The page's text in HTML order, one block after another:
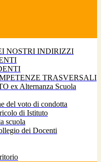
NOSTRI INDIRIZZI
TRASVERSALI
ex Alternanza Scuola
del voto di condotta
di Istituto
scuola
dei Docenti